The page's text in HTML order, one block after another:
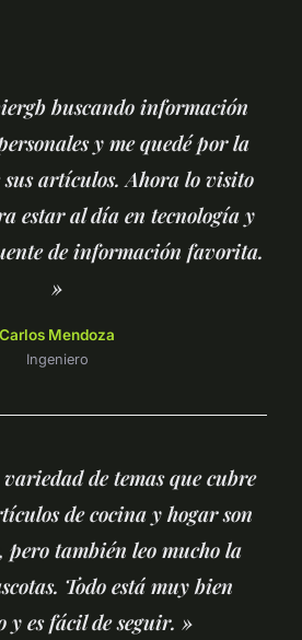
buscando información
y me quedé por la
sus artículos. Ahora lo visito
estar al día en tecnología y
de información favorita.
»
Carlos Mendoza
Ingeniero
de temas que cubre
de cocina y hogar son
pero también leo mucho la
Todo está muy bien
y es fácil de seguir. »